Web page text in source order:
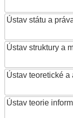
Ústav státu a
Ústav struktury a
Ústav teoretické
Ústav teorie